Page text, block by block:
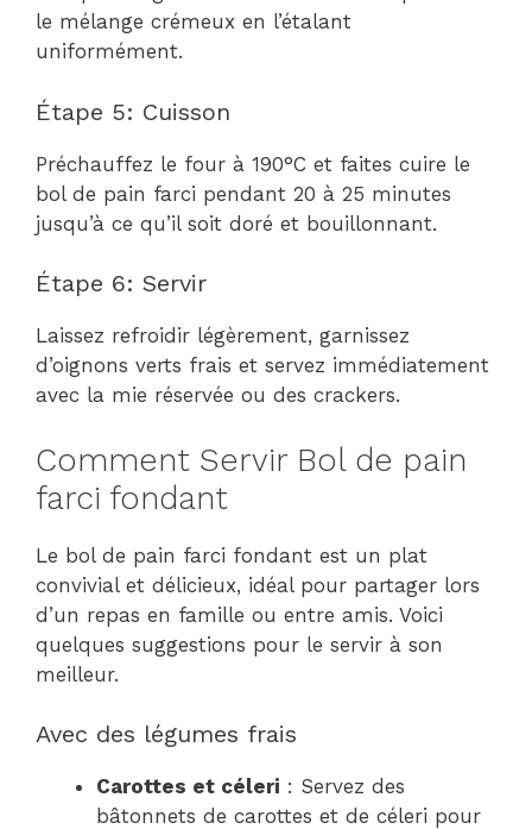
le mélange crémeux en l’étalant
uniformément.
Étape 5: Cuisson
Préchauffez le four à 190°C et faites cuire le
bol de pain farci pendant 20 à 25 minutes
jusqu’à ce qu’il soit doré et bouillonnant.
Étape 6: Servir
Laissez refroidir légèrement, garnissez
d’oignons verts frais et servez immédiatement
avec la mie réservée ou des crackers.
Comment Servir Bol de pain
farci fondant
Le bol de pain farci fondant est un plat
convivial et délicieux, idéal pour partager lors
d’un repas en famille ou entre amis. Voici
quelques suggestions pour le servir à son
meilleur.
Avec des légumes frais
Carottes et céleri : Servez des
bâtonnets de carottes et de céleri pour